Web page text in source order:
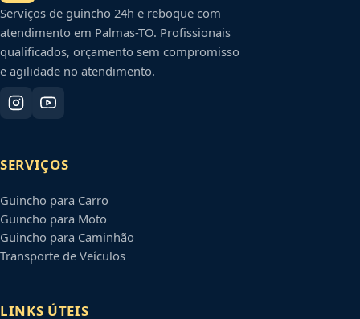
Serviços de guincho 24h e reboque com
atendimento em Palmas-TO. Profissionais
qualificados, orçamento sem compromisso
e agilidade no atendimento.
SERVIÇOS
Guincho para Carro
Guincho para Moto
Guincho para Caminhão
Transporte de Veículos
LINKS ÚTEIS